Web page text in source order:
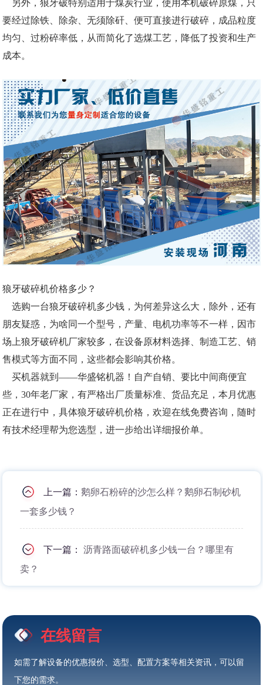
另外，狼牙破特别适用于煤炭行业，使用本机破碎原煤，只
要经过除铁、除杂、无须除矸、便可直接进行破碎，成品粒度
均匀、过粉碎率低，从而简化了选煤工艺，降低了投资和生产
成本。
狼牙破碎机价格多少？
选购一台狼牙破碎机多少钱，为何差异这么大，除外，还有
朋友疑惑，为啥同一个型号，产量、电机功率等不一样，因市
场上狼牙破碎机厂家较多，在设备原材料选择、制造工艺、销
售模式等方面不同，这些都会影响其价格。
买机器就到——华盛铭机器！自产自销、要比中间商便宜
些，30年老厂家，有严格出厂质量标准、货品充足，本月优惠
正在进行中，具体狼牙破碎机价格，欢迎在线免费咨询，随时
有技术经理帮为您选型，进一步给出详细报价单。
上一篇：鹅卵石粉碎的沙怎么样？鹅卵石制砂机
一套多少钱？
下一篇：沥青路面破碎机多少钱一台？哪里有
卖？
在线留言
如需了解设备的优惠报价、选型、配置方案等相关资讯，可以留
下您的需求。